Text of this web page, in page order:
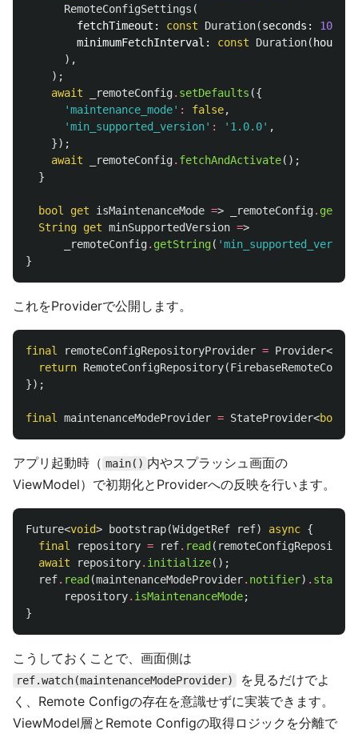
RemoteConfigSettings (
fetchTimeout:
const Duration(seconds: 10
minimumFetchInterval:
const Duration( hours:
),
);
await
_remoteConfig. setDefaults ({
'maintenance_mode' : false,
'min_supported_version' : '1.0.0' ,
});
await
_remoteConfig. fetchAndActivate();
}
bool get isMaintenanceMode => _remoteConfig.
String get minSupportedVersion =>
_remoteConfig. getString(
}
これをProviderで公開します。
final remoteConfigRepositoryProvider = Provider<
return RemoteConfigRepository(FirebaseRemoteConfig
});
final maintenanceModeProvider = StateProvider<bool
アプリ起動時（ main() 内やスプラッシュ画面の
ViewModel）で初期化とProviderへの反映を行います。
Future<void> bootstrap(WidgetRef ref) async {
final
repository = ref. read (
await
repository. initialize();
ref. read (maintenanceModeProvider. notifier) . state
repository. isMaintenanceMode;
}
こうしておくことで、画面側は
ref.watch(maintenanceModeProvider)
を見るだけでよ
く、Remote Configの存在を意識せずに実装できます。
ViewModel層とRemote Configの取得ロジックを分離で